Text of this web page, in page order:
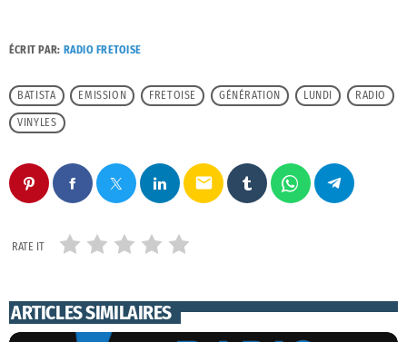
ÉCRIT PAR: RADIO FRETOISE
BATISTA EMISSION FRETOISE GÉNÉRATION LUNDI RADIO
VINYLES
email
RATE IT
ARTICLES SIMILAIRES